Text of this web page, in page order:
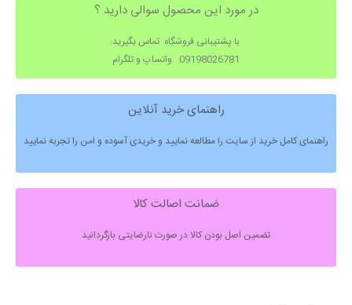
در مورد این محصول سوالی دارید ؟
با پشتیبانی فروشگاه تماس بگیرید:
09198026781 واتساپ و تلگرام
راهنمای خرید آنلاین
راهنمای کامل خرید از سایت را مطالعه نمایید و خریدی آسوده و امن را تجربه نمایید
ضمانت اصالت کالا
تضمین اصل بودن کالا در صورت نارضایتی بازگردانید